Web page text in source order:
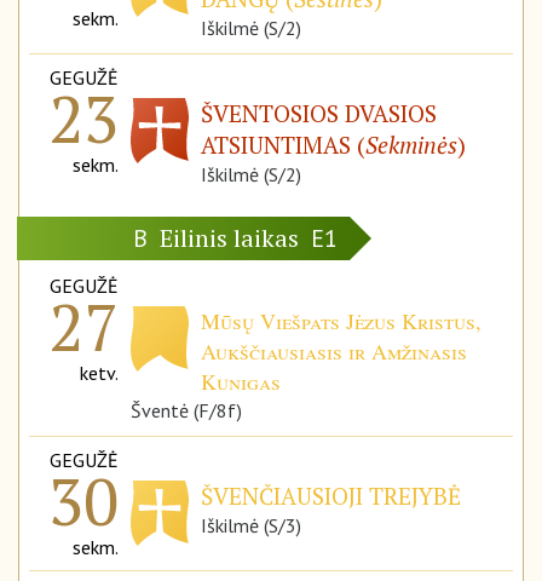
sekm. Iškilmė (S/2)
GEGUŽĖ
23
sekm.
ŠVENTOSIOS DVASIOS
ATSIUNTIMAS (Sekminės)
Iškilmė (S/2)
B Eilinis laikas E1
GEGUŽĖ
27
ketv.
Mūsų Viešpats Jėzus Kristus,
Aukščiausiasis ir Amžinasis
Kunigas
Šventė (F/8f)
GEGUŽĖ
30
sekm.
ŠVENČIAUSIOJI TREJYBĖ
Iškilmė (S/3)